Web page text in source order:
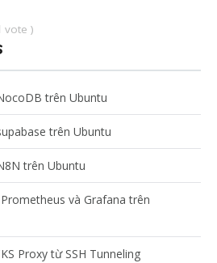
vote )
trên Ubuntu
trên Ubuntu
trên Ubuntu
và Grafana trên
Proxy từ SSH Tunneling